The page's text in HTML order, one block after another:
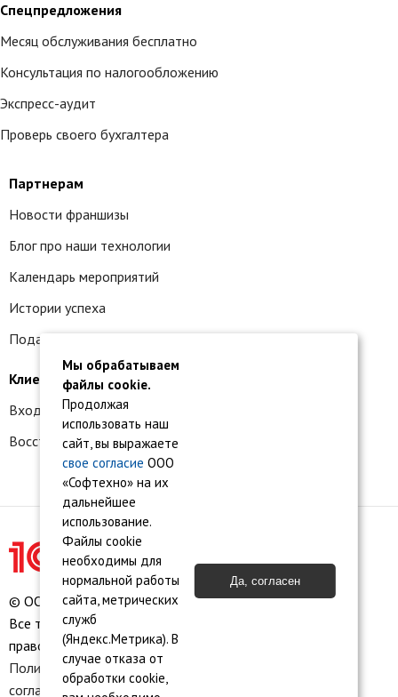
Спецпредложения
Месяц обслуживания бесплатно
Консультация по налогообложению
Экспресс-аудит
Проверь своего бухгалтера
Партнерам
Новости франшизы
Блог про наши технологии
Календарь мероприятий
Истории успеха
Подать заявку на франшизу
Клиентам
Вход в личный кабинет
Восстановление доступа к сервису 1С:БО
© ООО «Софтехно» Все права защищены.
Все торговые марки являются собственностью их
правообладателей.
Политика конфиденциальности
соглашение
Карта сайта
Мы обрабатываем
файлы cookie.
Продолжая
использовать наш
сайт, вы выражаете
свое согласие ООО
«Софтехно» на их
дальнейшее
использование.
Файлы cookie
необходимы для
нормальной работы
сайта, метрических
служб
(Яндекс.Метрика). В
случае отказа от
обработки cookie,
Да, согласен